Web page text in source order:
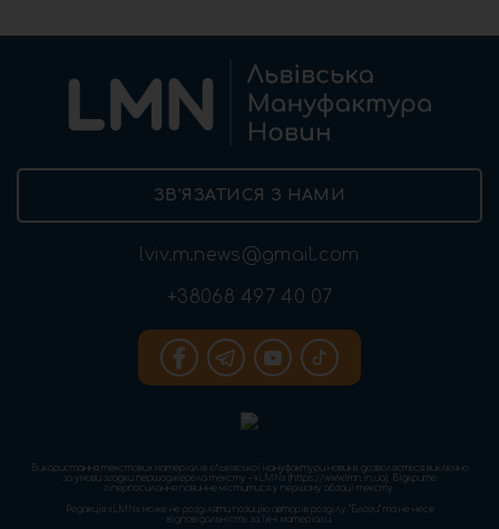
ЗВ’ЯЗАТИСЯ З НАМИ
lviv.m.news@gmail.com
+38068 497 40 07
Використання текстових матеріалів «Львівської мануфактури новин» дозволяється виключно
за умови згадки першоджерела тексту – «LMN» (https://www.lmn.in.ua). Відкрите
гіперпосилання повинне міститися у першому абзаці тексту.
Редакція «LMN» може не розділяти позицію авторів розділу “Блоги” та не несе
відповідальність за їхні матеріали.